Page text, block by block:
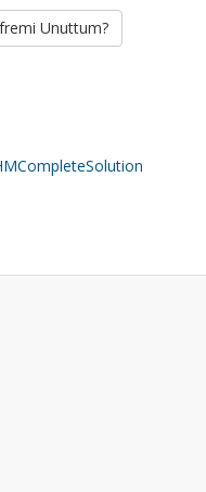
Unuttum?